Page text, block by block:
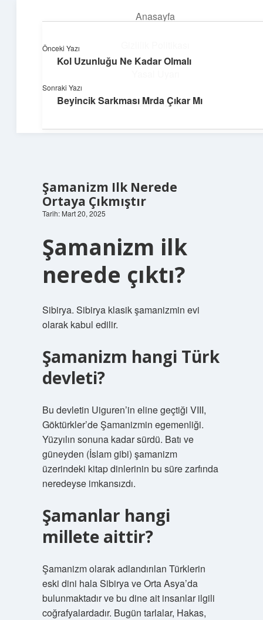
Anasayfa
Hakkımızda
Teknoloji ve İlham
Dijital dünyada keyifli bir macera!
Şamanizm Ilk Nerede
Ortaya Çıkmıştır
Tarih: Mart 20, 2025
Şamanizm ilk
nerede çıktı?
Sibirya. Sibirya klasik şamanizmin evi
olarak kabul edilir.
Şamanizm hangi Türk
devleti?
Bu devletin Uiguren’in eline geçtiği VIII,
Göktürkler’de Şamanizmin egemenliği.
Yüzyılın sonuna kadar sürdü. Batı ve
güneyden (İslam gibi) şamanizm
üzerindeki kitap dinlerinin bu süre zarfında
neredeyse imkansızdı.
Şamanlar hangi
millete aittir?
Şamanizm olarak adlandırılan Türklerin
eski dini hala Sibirya ve Orta Asya’da
bulunmaktadır ve bu dine ait insanlar ilgili
coğrafyalardadır. Bugün tarlalar, Hakas,
Önceki Yazı
Kol Uzunluğu Ne Kadar Olmalı
Sonraki Yazı
Beyincik Sarkması Mrda Çıkar Mı